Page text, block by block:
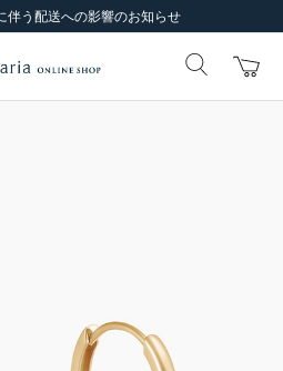
伴う配送への影響のお知らせ